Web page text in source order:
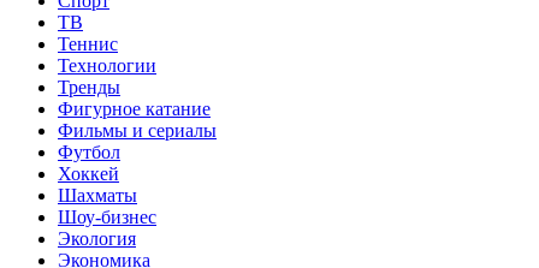
ТВ
Теннис
Технологии
Тренды
Фигурное катание
Фильмы и сериалы
Футбол
Хоккей
Шахматы
Шоу-бизнес
Экология
Экономика